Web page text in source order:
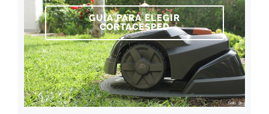
GUÍA PARA ELEGIR
CORTACÉSPED